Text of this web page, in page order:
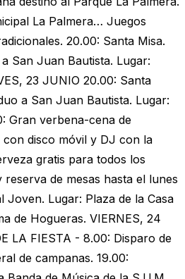
La Palmera… Juegos
20.00: Santa Misa.
San Juan Bautista. Lugar:
23 JUNIO 20.00: Santa
a San Juan Bautista. Lugar:
Gran verbena-cena de
con disco móvil y DJ con la
gratis para todos los
de mesas hasta el lunes
Joven. Lugar: Plaza de la Casa
de Hogueras. VIERNES, 24
LA FIESTA - 8.00: Disparo de
de campanas. 19.00: